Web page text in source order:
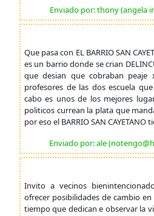
Enviado por: thony (angela
Que pasa con EL BARRIO SAN
es un barrio donde se crian
que desian que cobraban
profesores de las dos escuela
cabo es unos de los mejores
politicos currean la plata que
por eso el BARRIO SAN CAYETANO
Enviado por: ale
Invito a vecinos
ofrecer posibilidades de cambio
tiempo que dedican e observar la